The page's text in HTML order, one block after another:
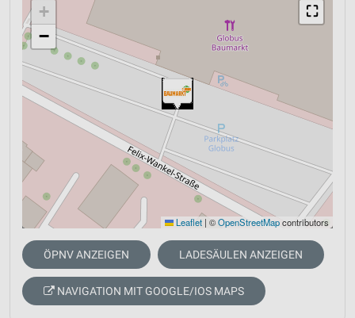
⛶
+
−
Leaflet | ©OpenStreetMapcontributors
ÖPNV ANZEIGEN LADESÄULEN ANZEIGEN
NAVIGATION MIT GOOGLE/IOS MAPS